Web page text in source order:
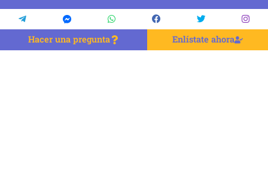
Hacer una pregunta Enlístate ahora